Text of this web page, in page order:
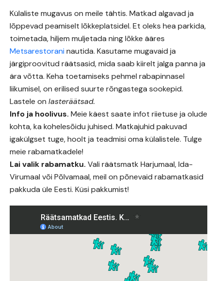
Külaliste mugavus on meile tähtis. Matkad algavad ja
lõppevad peamiselt lõkkeplatsidel. Et oleks hea parkida,
toimetada, hiljem muljetada ning lõkke ääres
Metsarestorani nautida. Kasutame mugavaid ja
järgiproovitud räätsasid, mida saab kiirelt jalga panna ja
ära võtta. Keha toetamiseks pehmel rabapinnasel
liikumisel, on erilised suurte rõngastega sookepid.
Lastele on lasteräätsad.
Info ja hoolivus. Meie käest saate infot riietuse ja olude
kohta, ka kohelesõidu juhised. Matkajuhid pakuvad
igakülgset tuge, hoolt ja teadmisi oma külalistele. Tulge
meie rabamatkadele!
Lai valik rabamatku. Vali räätsmatk Harjumaal, Ida-
Virumaal või Põlvamaal, meil on põnevaid rabamatkasid
pakkuda üle Eesti. Küsi pakkumist!